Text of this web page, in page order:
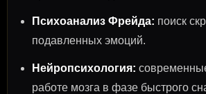
Психоанализ Фрейда: поиск
подавленных эмоций.
Нейропсихология:
работе мозга в фазе быстрого